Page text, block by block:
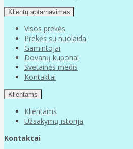
Klientų aptarnavimas
Visos prekės
Prekės su nuolaida
Gamintojai
Dovanų kuponai
Svetainės medis
Kontaktai
Klientams
Klientams
Užsakymų istorija
Kontaktai